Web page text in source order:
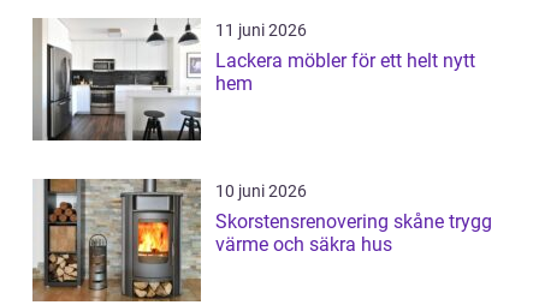
11 juni 2026
Lackera möbler för ett helt nytt
hem
10 juni 2026
Skorstensrenovering skåne trygg
värme och säkra hus